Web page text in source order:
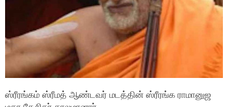
ஸ்ரீரங்கம் ஸ்ரீமத் ஆண்டவர் மடத்தின் ஸ்ரீரங்க ராமானுஜ